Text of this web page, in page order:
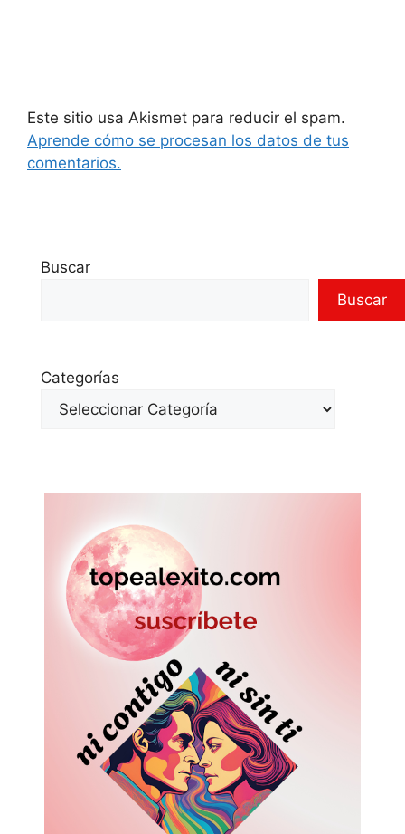
Este sitio usa Akismet para reducir el spam.
Aprende cómo se procesan los datos de tus
comentarios.
Buscar
Buscar
Categorías